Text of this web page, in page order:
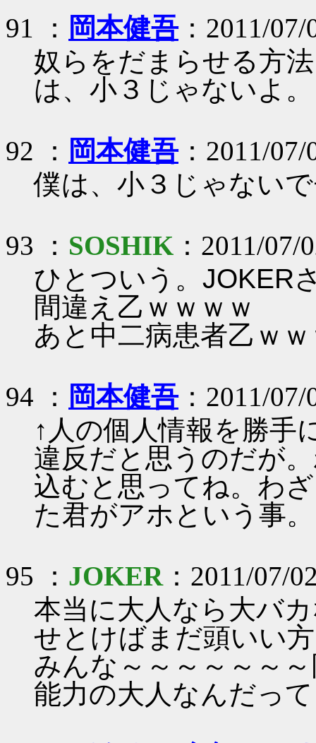
91 ： 岡本健吾：2011/07/
奴らをだまらせる方
は、小３じゃないよ
92 ： 岡本健吾：2011/07/
僕は、小３じゃない
93 ： SOSHIK ：2011/
ひとついう。JOKER
間違え乙ｗｗｗｗ
あと中二病患者乙ｗ
94 ： 岡本健吾：2011/07/
↑人の個人情報を勝手
違反だと思うのだが
込むと思ってね。わ
た君がアホという事
95 ： JOKER：2011/07/
本当に大人なら大バ
せとけばまだ頭いい
みんな～～～～～～
能力の大人なんだっ